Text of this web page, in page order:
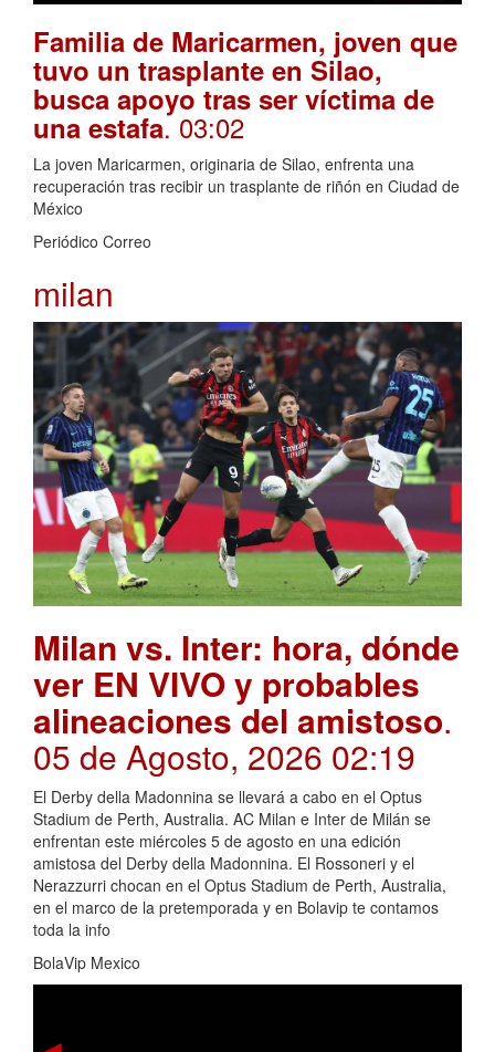
Familia de Maricarmen, joven que
tuvo un trasplante en Silao,
busca apoyo tras ser víctima de
una estafa. 03:02
La joven Maricarmen, originaria de Silao, enfrenta una
recuperación tras recibir un trasplante de riñón en Ciudad de
México
Periódico Correo
milan
Milan vs. Inter: hora, dónde
ver EN VIVO y probables
alineaciones del amistoso.
05 de Agosto, 2026 02:19
El Derby della Madonnina se llevará a cabo en el Optus
Stadium de Perth, Australia. AC Milan e Inter de Milán se
enfrentan este miércoles 5 de agosto en una edición
amistosa del Derby della Madonnina. El Rossoneri y el
Nerazzurri chocan en el Optus Stadium de Perth, Australia,
en el marco de la pretemporada y en Bolavip te contamos
toda la info
BolaVip Mexico